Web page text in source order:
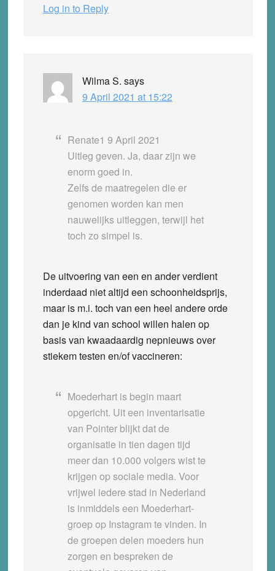
Log in to Reply
Wilma S. says
9 April 2021 at 15:22
Renate1 9 April 2021
Uitleg geven. Ja, daar zijn we
enorm goed in.
Zelfs de maatregelen die er
genomen worden kan men
nauwelijks uitleggen, terwijl het
toch zo simpel is.
De uitvoering van een en ander verdient
inderdaad niet altijd een schoonheidsprijs,
maar is m.i. toch van een heel andere orde
dan je kind van school willen halen op
basis van kwaadaardig nepnieuws over
stiekem testen en/of vaccineren:
Moederhart is begin maart
opgericht. Uit een inventarisatie
van Pointer blijkt dat de
organisatie in tien dagen tijd
meer dan 10.000 volgers wist te
krijgen op sociale media. Voor
vrijwel iedere stad in Nederland
is inmiddels een Moederhart-
groep op Instagram te vinden. In
de groepen delen moeders hun
zorgen en bespreken de